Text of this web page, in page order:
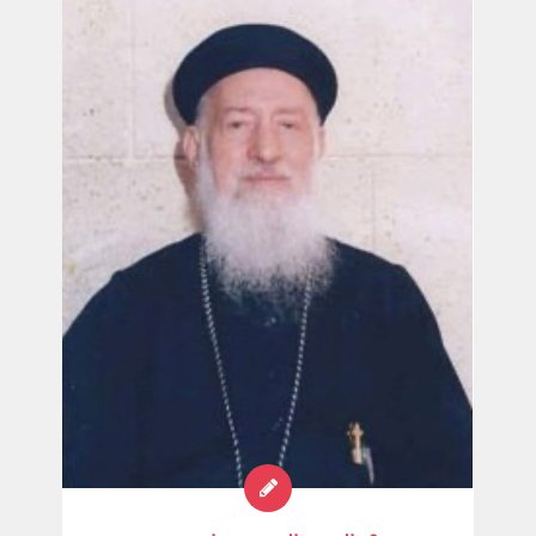
حياة أبدية . المتنيح القس يوحنا حنين كاهن كنيسة
مارمينا فلمنج عن كتاب الشخصيات النسائية فى
الكتاب المقدس